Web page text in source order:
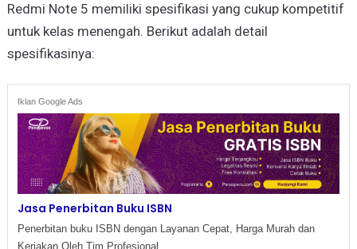
Redmi Note 5 memiliki spesifikasi yang cukup kompetitif
untuk kelas menengah. Berikut adalah detail
spesifikasinya:
Iklan Google Ads
Jasa Penerbitan Buku ISBN
Penerbitan buku ISBN dengan Layanan Cepat, Harga Murah dan
Kerjakan Oleh Tim Profesional